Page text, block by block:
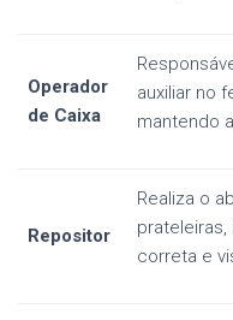
Operador
de Caixa
auxiliar no
mantendo
Repositor
Realiza o
correta e